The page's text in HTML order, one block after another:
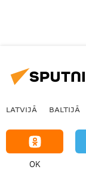
LATVIJĀ BALTIJĀ
OK